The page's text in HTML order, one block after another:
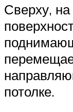
Сверху, на
потолке.